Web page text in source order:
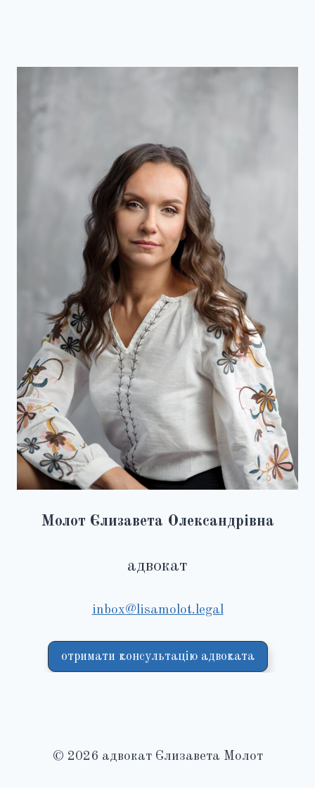
Молот Єлизавета Олександрівна
адвокат
inbox@lisamolot.legal
отримати консультацію адвоката
© 2026 адвокат Єлизавета Молот